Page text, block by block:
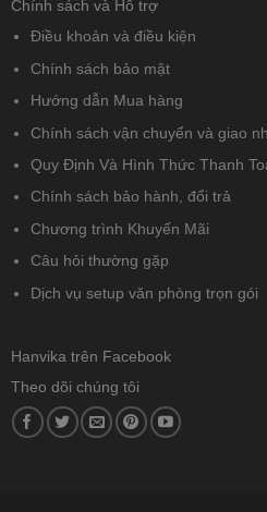
Chính sách và Hỗ trợ
Điều khoản và điều kiện
Chính sách bảo mật
Hướng dẫn Mua hàng
Chính sách vận chuyển và giao
Quy Định Và Hình Thức Thanh
Chính sách bảo hành, đổi trả
Chương trình Khuyến Mãi
Câu hỏi thường gặp
Dịch vụ setup văn phòng trọn gói
Hanvika trên Facebook
Theo dõi chúng tôi